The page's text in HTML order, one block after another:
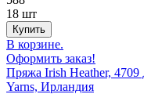
18 шт
В корзине.
Оформить заказ!
Пряжа Irish Heather,
Yarns, Ирландия